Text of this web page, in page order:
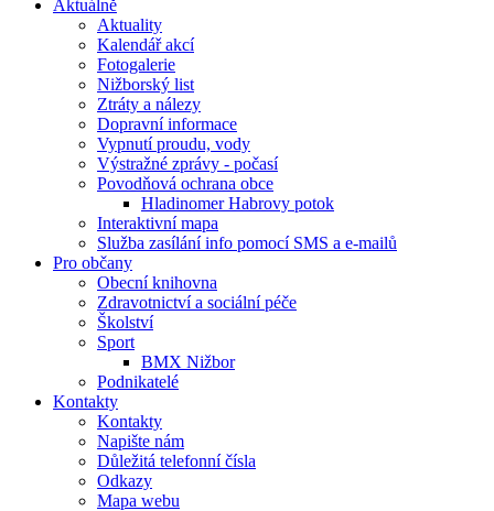
Aktuálně
Aktuality
Kalendář akcí
Fotogalerie
Nižborský list
Ztráty a nálezy
Dopravní informace
Vypnutí proudu, vody
Výstražné zprávy - počasí
Povodňová ochrana obce
Hladinomer Habrovy potok
Interaktivní mapa
Služba zasílání info pomocí SMS a e-mailů
Pro občany
Obecní knihovna
Zdravotnictví a sociální péče
Školství
Sport
BMX Nižbor
Podnikatelé
Kontakty
Kontakty
Napište nám
Důležitá telefonní čísla
Odkazy
Mapa webu